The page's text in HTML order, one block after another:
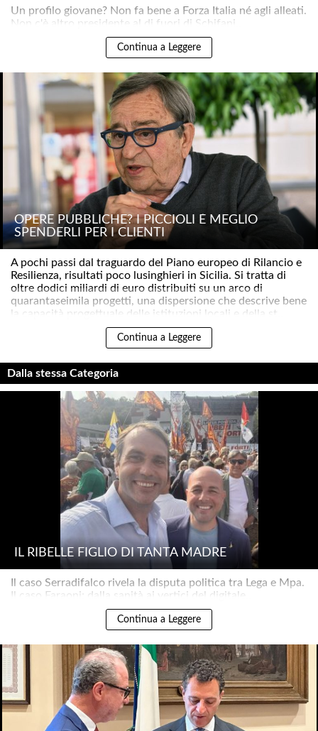
Un profilo giovane? Non fa bene a Forza Italia né agli alleati.
Non c'è altro presidente al di fuori di Schifani..
Continua a Leggere
OPERE PUBBLICHE? I PICCIOLI È MEGLIO
SPENDERLI PER I CLIENTI
A pochi passi dal traguardo del Piano europeo di Rilancio e
Resilienza, risultati poco lusinghieri in Sicilia. Si tratta di
oltre dodici miliardi di euro distribuiti su un arco di
quarantaseimila progetti, una dispersione che descrive bene
la capacità progettuale delle istituzioni locali e della st..
Continua a Leggere
Dalla stessa Categoria
IL RIBELLE FIGLIO DI TANTA MADRE
Il caso Serradifalco rivela la disputa politica tra Lega e Mpa.
Il caso Faraoni: dalla sanità ai vertici del digitale..
Continua a Leggere